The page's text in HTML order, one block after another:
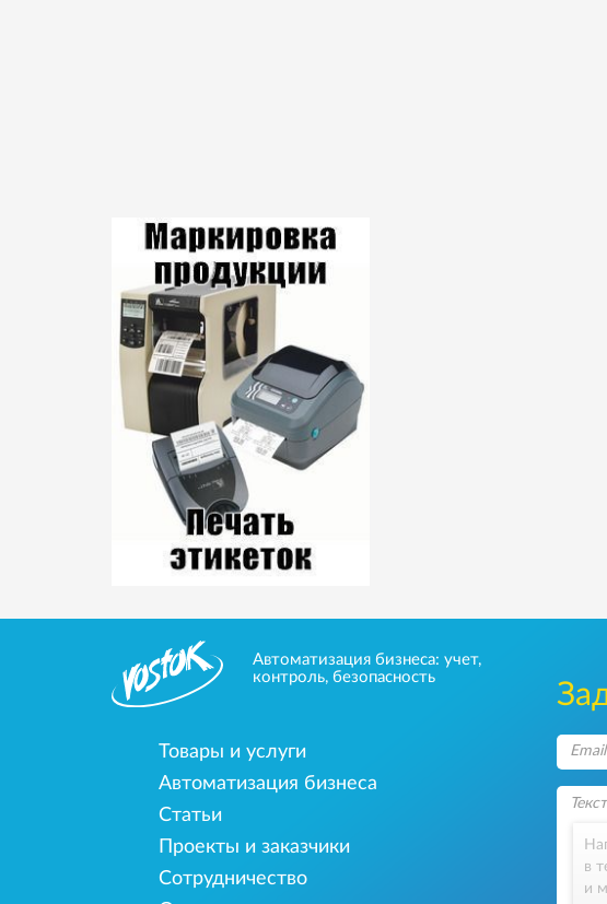
Автоматизация бизнеса: учет,
контроль, безопасность
Товары и услуги
Автоматизация бизнеса
Статьи
Проекты и заказчики
Сотрудничество
в
и